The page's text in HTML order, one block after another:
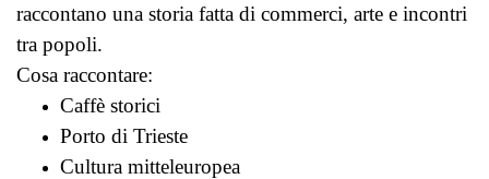
raccontano una storia fatta di commerci, arte e incontri
tra popoli.
Cosa raccontare:
Caffè storici
Porto di Trieste
Cultura mitteleuropea